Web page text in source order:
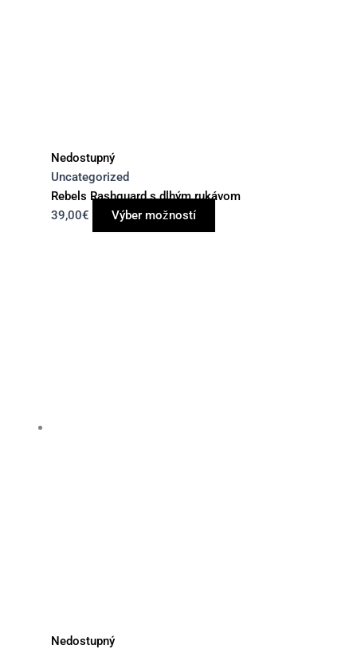
Nedostupný
Uncategorized
Rebels Rashguard s dlhým rukávom
39,00€ Výber možností
Nedostupný